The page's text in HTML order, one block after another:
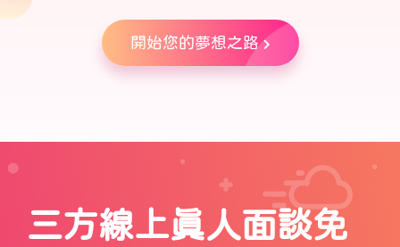
開始您的夢想之路
三方線上真人面談免